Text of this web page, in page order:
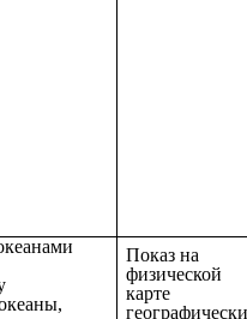
Показ на
физической
карте